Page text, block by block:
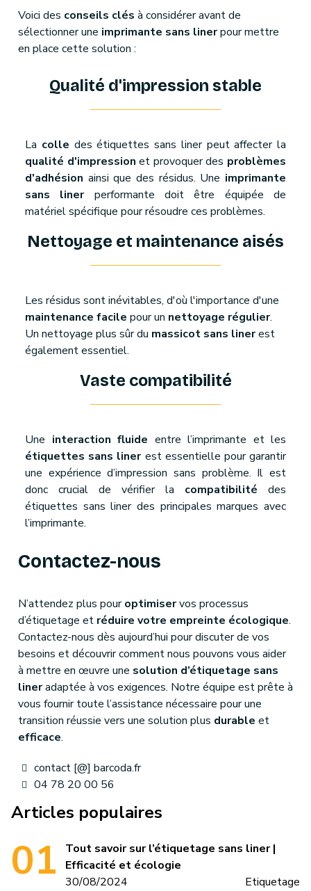
Voici des conseils clés à considérer avant de
sélectionner une imprimante sans linerpour mettre
en place cette solution :
Qualité d'impression stable
La colle des étiquettes sans liner peut affecter la
qualité d'impression et provoquer des problèmes
d'adhésion ainsi que des résidus. Une imprimante
sans linerperformante doit être équipée de
matériel spécifique pour résoudre ces problèmes.
Nettoyage et maintenance aisés
Les résidus sont inévitables, d'où l'importance d'une
maintenance facile pour un nettoyage régulier.
Un nettoyage plus sûr du massicot sans linerest
également essentiel.
Vaste compatibilité
Une interaction fluide entre l’imprimante et les
étiquettes sans linerest essentielle pour garantir
une expérience d’impression sans problème. Il est
donc crucial de vérifier la compatibilité des
étiquettes sans liner des principales marques avec
l’imprimante.
Contactez-nous
N’attendez plus pouroptimiservos processus
d’étiquetage et réduire votre empreinte écologique.
Contactez-nous dès aujourd’hui pour discuter de vos
besoins et découvrir comment nous pouvons vous aider
à mettre en œuvre une solution d’étiquetage sans
lineradaptée à vos exigences. Notre équipe est prête à
vous fournir toute l’assistance nécessaire pour une
transition réussie vers une solution plus durable et
efficace.
contact [@] barcoda.fr
04 78 20 00 56
Articles populaires
Tout savoir sur l’étiquetage sans liner |
Efficacité et écologie
30/08/2024
Etiquetage